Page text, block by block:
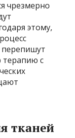
чрезмерно
этому,
перепишут
терапию с
тканей